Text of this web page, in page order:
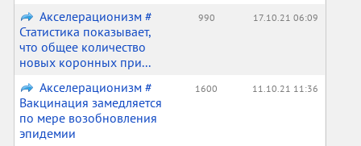
Акселерационизм #
Статистика показывает,
что общее количество
новых коронных при...
990 17.10.21 06:09
Акселерационизм #
Вакцинация замедляется
по мере возобновления
эпидемии
1600 11.10.21 11:36